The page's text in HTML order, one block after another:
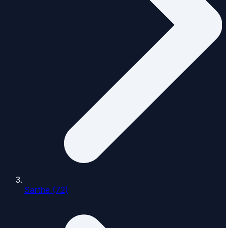
Sarthe (72)